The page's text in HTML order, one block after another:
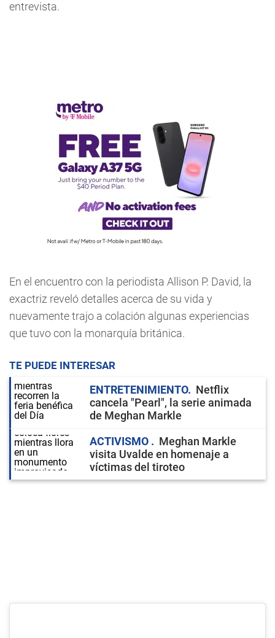
entrevista.
En el encuentro con la periodista Allison P. David, la
exactriz reveló detalles acerca de su vida y
nuevamente trajo a colación algunas experiencias
que tuvo con la monarquía británica.
TE PUEDE INTERESAR
ENTRETENIMIENTO
Netflix
cancela "Pearl", la serie animada
de Meghan Markle
ACTIVISMO
Meghan Markle
visita Uvalde en homenaje a
víctimas del tiroteo